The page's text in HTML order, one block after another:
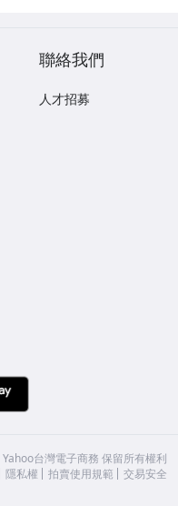
聯絡我們
人才招募
Yahoo台灣電子商務 保留所有權利
隱私權 拍賣使用規範 交易安全